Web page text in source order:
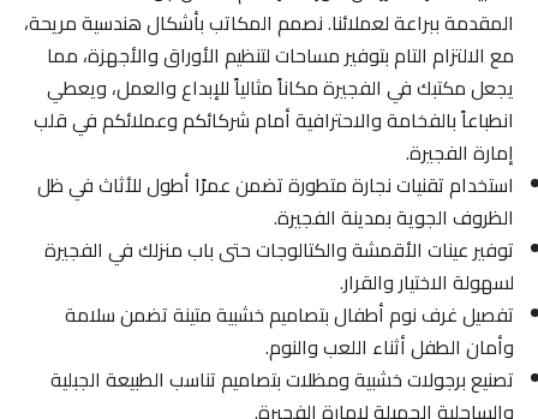
المقدمة ببراعة لعملائنا. نصمم المكاتب بأشكال هندسية مريحة،
مع الالتزام التام بتوفير مساحات لتنظيم الأوراق والأجهزة، مما
يجعل مكتبك في الفجيرة مكاناً مثالياً للإبداع والعمل، ويعطي
انطباعاً بالفخامة والاحترافية أمام شركائكم وعملائكم في قلب
إمارة الفجيرة.
استخدام تقنيات نجارة متطورة تضمن عمرًا أطول للأثاث في ظل
الظروف الجوية بمدينة الفجيرة.
توفير عينات الأقمشة والكتالوجات حتى باب منزلك في الفجيرة
لسهولة الاختيار والقرار.
تفصيل غرف نوم أطفال بتصاميم خشبية متينة تضمن سلامة
وأمان الطفل أثناء اللعب والنوم.
تصنيع برجولات خشبية ومظلات بتصاميم تناسب الطبيعة الجبلية
والساحلية الجميلة لإمارة الفجيرة.